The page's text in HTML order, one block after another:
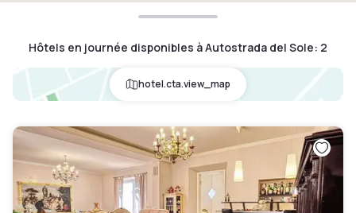
Hôtels en journée disponibles à Autostrada del Sole: 2
hotel.cta.view_map